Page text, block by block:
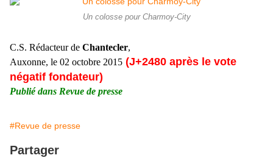
Un colosse pour Charmoy-City
C.S. Rédacteur de Chantecler,
Auxonne, le 02 octobre 2015 (J+2480 après le vote
négatif fondateur)
Publié dans Revue de presse
#Revue de presse
Partager